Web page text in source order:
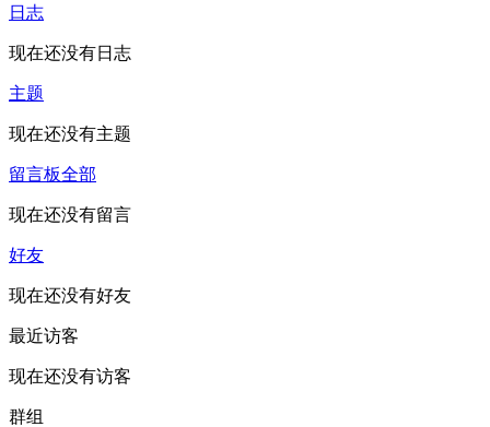
日志
现在还没有日志
主题
现在还没有主题
留言板全部
现在还没有留言
好友
现在还没有好友
最近访客
现在还没有访客
群组